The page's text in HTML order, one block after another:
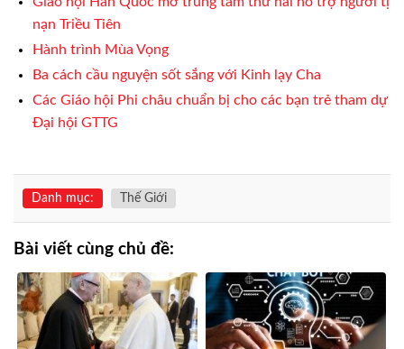
nạn Triều Tiên
Hành trình Mùa Vọng
Ba cách cầu nguyện sốt sắng với Kinh lạy Cha
Các Giáo hội Phi châu chuẩn bị cho các bạn trẻ tham dự
Đại hội GTTG
Danh mục: Thế Giới
Bài viết cùng chủ đề: